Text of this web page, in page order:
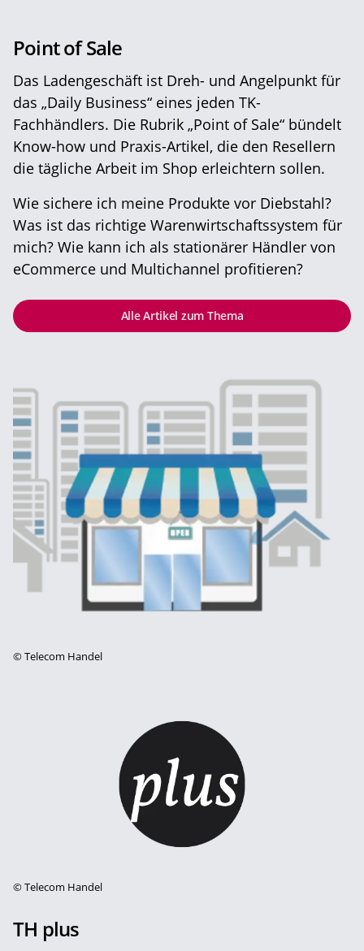
©Telecom Handel
Point of Sale
Das Ladengeschäft ist Dreh- und Angelpunkt für
das „Daily Business“ eines jeden TK-
Fachhändlers. Die Rubrik „Point of Sale“ bündelt
Know-how und Praxis-Artikel, die den Resellern
die tägliche Arbeit im Shop erleichtern sollen.
Wie sichere ich meine Produkte vor Diebstahl?
Was ist das richtige Warenwirtschaftssystem für
mich? Wie kann ich als stationärer Händler von
eCommerce und Multichannel profitieren?
Alle Artikel zum Thema
©Telecom Handel
TH plus